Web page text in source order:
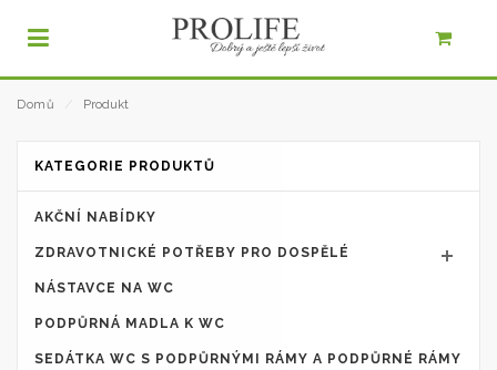
Domů Produkt
KATEGORIE PRODUKTŮ
AKČNÍ NABÍDKY
ZDRAVOTNICKÉ POTŘEBY PRO DOSPĚLÉ
NÁSTAVCE NA WC
PODPŮRNÁ MADLA K WC
SEDÁTKA WC S PODPŮRNÝMI RÁMY A PODPŮRNÉ RÁMY